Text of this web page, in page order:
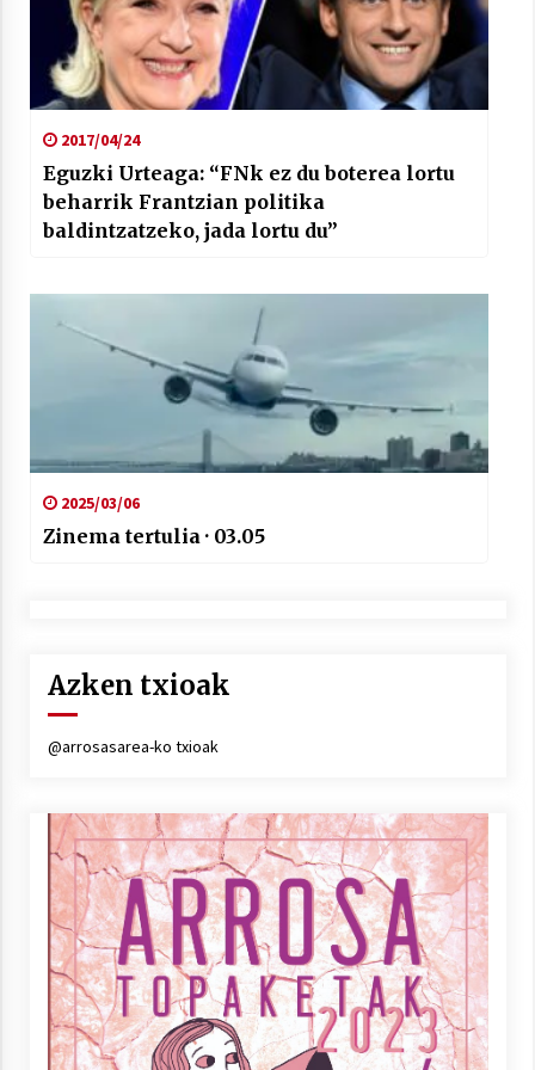
2017/04/24
Eguzki Urteaga: “FNk ez du boterea lortu
beharrik Frantzian politika
baldintzatzeko, jada lortu du”
2025/03/06
Zinema tertulia · 03.05
Azken txioak
@arrosasarea-ko txioak